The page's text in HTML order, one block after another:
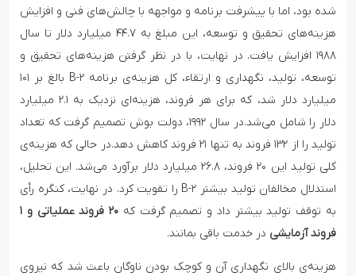
شده بود، اما با پیشرفت برنامه و مواجهه با چالش‌های فنی و افزایش
هزینه‌های تحقیق و توسعه، این مبلغ به ۴۴.۷ میلیارد دلار تا سال
۱۹۸۸ افزایش یافت. در نهایت، با در نظر گرفتن هزینه‌های تحقیق و
توسعه، تولید، نگهداری و ارتقاء، کل هزینه‌ی برنامه B-۲ بالغ بر ۱۰۱
میلیارد دلار شد، که برای هر فروند، هزینه‌ای نزدیک به ۲.۱ میلیارد
دلار را شامل می‌شد.در سال ۱۹۹۲، دولت بوش تصمیم گرفت که تعداد
تولید را از ۱۳۲ فروند به تنها ۲۱ فروند کاهش دهد.در حالی که هزینه‌ی
کلی تولید این ۲۰ فروند، ۲۶.۸ میلیارد دلار برآورد می‌شد. این تحلیل،
استدلال مخالفان تولید بیشتر B-۲ را تقویت کرد. در نهایت، کنگره رأی
به توقف تولید بیشتر داد و تصمیم گرفت که
۲۰ فروند عملیاتی و ۱
فروند آزمایشی در خدمت باقی بمانند.
هزینه‌ی بالای نگهداری آن و کوچک بودن ناوگان باعث شد که نیروی